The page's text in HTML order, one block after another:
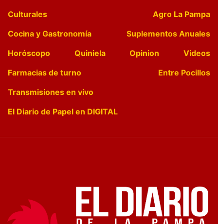
Culturales
Agro La Pampa
Cocina y Gastronomía
Suplementos Anuales
Horóscopo
Quiniela Opinion
Videos
Farmacias de turno
Entre Pocillos
Transmisiones en vivo
El Diario de Papel en DIGITAL